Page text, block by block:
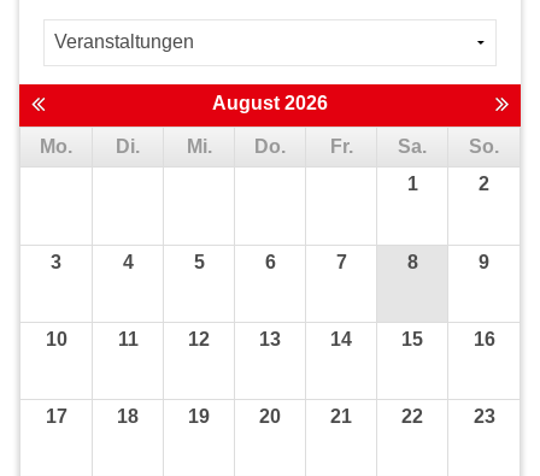
August 2026
Mo. Di. Mi. Do. Fr. Sa.
So.
1
2
3 4 5 6 7 8 9
10 11 12 13 14 15 16
17 18 19 20 21 22 23